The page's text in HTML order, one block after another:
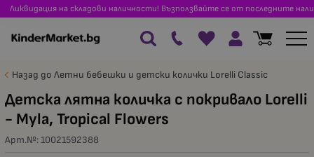
Ликвидация на складови наличности! Възползвайте се от последните
Назад до Летни бебешки и детски колички Lorelli Classic
Детска лятна количка с покривало Lorelli
- Myla, Tropical Flowers
Арт.№:10021592388